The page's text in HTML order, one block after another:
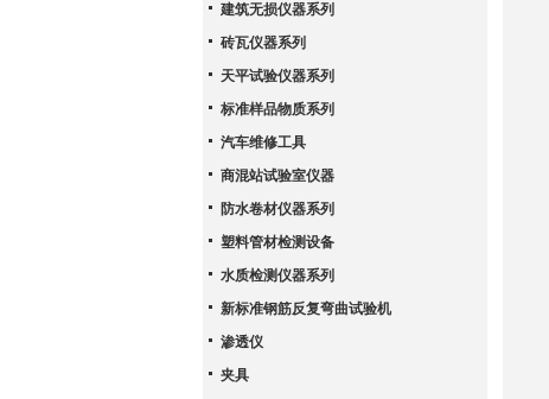
建筑无损仪器系列
砖瓦仪器系列
天平试验仪器系列
标准样品物质系列
汽车维修工具
商混站试验室仪器
防水卷材仪器系列
塑料管材检测设备
水质检测仪器系列
新标准钢筋反复弯曲试验机
渗透仪
夹具